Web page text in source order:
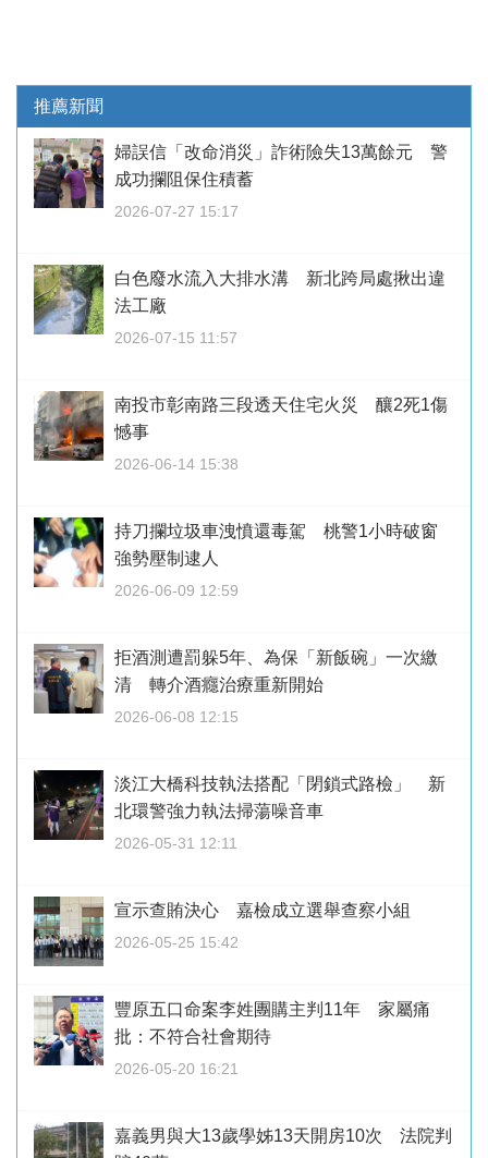
推薦新聞
婦誤信「改命消災」詐術險失13萬餘元 警
成功攔阻保住積蓄
2026-07-27 15:17
白色廢水流入大排水溝 新北跨局處揪出違
法工廠
2026-07-15 11:57
南投市彰南路三段透天住宅火災 釀2死1傷
憾事
2026-06-14 15:38
持刀攔垃圾車洩憤還毒駕 桃警1小時破窗
強勢壓制逮人
2026-06-09 12:59
拒酒測遭罰躲5年、為保「新飯碗」一次繳
清 轉介酒癮治療重新開始
2026-06-08 12:15
淡江大橋科技執法搭配「閉鎖式路檢」 新
北環警強力執法掃蕩噪音車
2026-05-31 12:11
宣示查賄決心 嘉檢成立選舉查察小組
2026-05-25 15:42
豐原五口命案李姓團購主判11年 家屬痛
批：不符合社會期待
2026-05-20 16:21
嘉義男與大13歲學姊13天開房10次 法院判